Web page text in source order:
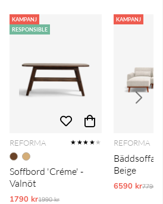
KAMPANJ
RESPONSIBLE
REFORMA ★★★★★
Soffbord 'Créme' -
Valnöt
1790 krOrdinarie pris:
1990 kr
KAMPANJ
REFORMA
Bäddsoffa
Beige
6590 kr7790 kr